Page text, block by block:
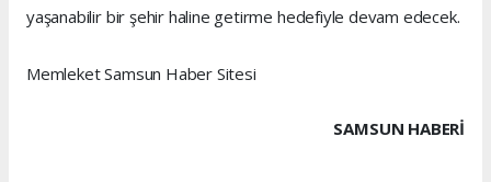
yaşanabilir bir şehir haline getirme hedefiyle devam edecek.
Memleket Samsun Haber Sitesi
SAMSUN HABERİ